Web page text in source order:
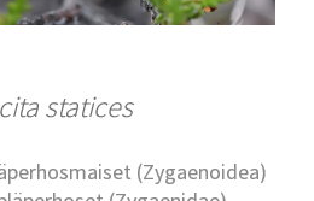
statices
(Zygaenoidea)